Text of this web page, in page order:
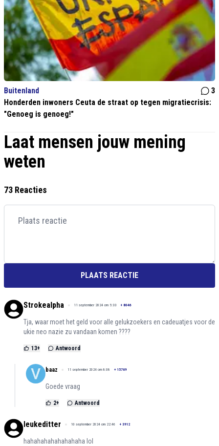
Buitenland
3
Honderden inwoners Ceuta de straat op tegen migratiecrisis:
"Genoeg is genoeg!"
Laat mensen jouw mening
weten
73 Reacties
PLAATS REACTIE
Strokealpha 11 september 2024 om 5:33 + 8046
Tja, waar moet het geld voor alle gelukzoekers en cadeuatjes voor de
ukie neo nazie zu vandaan komen ????
13+ Antwoord
baaz 11 september 2024 om 8:08 + 15769
Goede vraag
2+ Antwoord
leukeditter 10 september 2024 om 22:46 + 3912
hahahahahahahahaha lol